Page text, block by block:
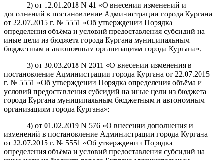
2) от 12.01.2018 N 41 «О внесении изменений и
дополнений в постановление Администрации города Кургана
от 22.07.2015 г. № 5551 «Об утверждении Порядка
определения объёма и условий предоставления субсидий на
иные цели из бюджета города Кургана муниципальным
бюджетным и автономным организациям города Кургана»;
3) от 30.03.2018 N 2011 «О внесении изменения в
постановление Администрации города Кургана от 22.07.2015
г. № 5551 «Об утверждении Порядка определения объёма и
условий предоставления субсидий на иные цели из бюджета
города Кургана муниципальным бюджетным и автономным
организациям города Кургана»;
4) от 01.02.2019 N 576 «О внесении дополнения и
изменений в постановление Администрации города Кургана
от 22.07.2015 г. № 5551 «Об утверждении Порядка
определения объёма и условий предоставления субсидий на